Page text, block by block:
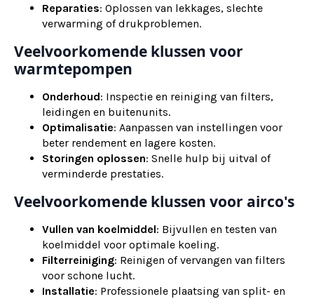
Reparaties: Oplossen van lekkages, slechte
verwarming of drukproblemen.
Veelvoorkomende klussen voor
warmtepompen
Onderhoud: Inspectie en reiniging van filters,
leidingen en buitenunits.
Optimalisatie: Aanpassen van instellingen voor
beter rendement en lagere kosten.
Storingen oplossen: Snelle hulp bij uitval of
verminderde prestaties.
Veelvoorkomende klussen voor airco's
Vullen van koelmiddel: Bijvullen en testen van
koelmiddel voor optimale koeling.
Filterreiniging: Reinigen of vervangen van filters
voor schone lucht.
Installatie: Professionele plaatsing van split- en